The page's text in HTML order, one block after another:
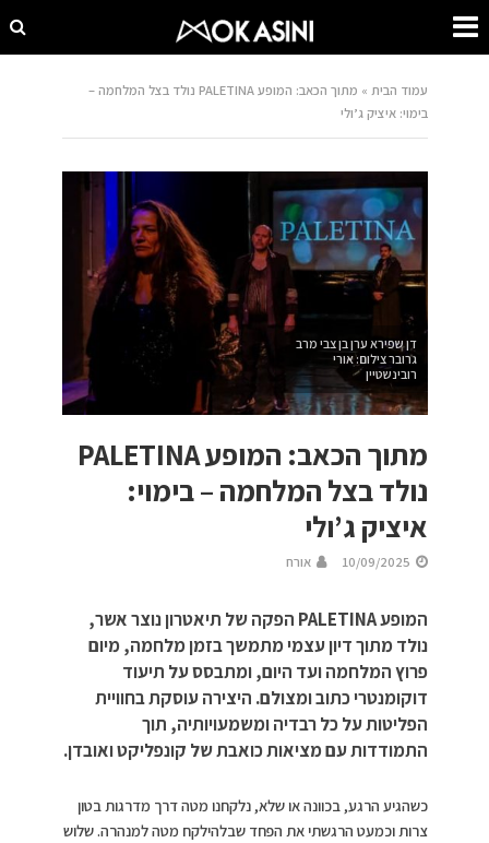
עמוד הבית »
מתוך הכאב: המופע PALETINA נולד בצל המלחמה –
בימוי: איציק ג’ולי
דן שפירא ערן בן צבי מרב
גרובר צילום: אורי
רובינשטיין
מתוך הכאב: המופע PALETINA
נולד בצל המלחמה – בימוי:
איציק ג’ולי
10/09/2025 אורח
המופע PALETINA הפקה של תיאטרון נוצר אשר,
נולד מתוך דיון עצמי מתמשך בזמן מלחמה, מיום
פרוץ המלחמה ועד היום, ומתבסס על תיעוד
דוקומנטרי כתוב ומצולם. היצירה עוסקת בחוויית
הפליטות על כל רבדיה ומשמעויותיה, תוך
התמודדות עם מציאות כואבת של קונפליקט ואובדן.
כשהגיע הרגע, בכוונה או שלא, נלקחנו מטה דרך מדרגות בטון
צרות וכמעט הרגשתי את הפחד שבלהילקח מטה למנהרה. שלוש